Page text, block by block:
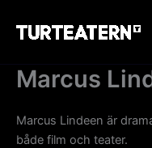
Marcus
Marcus Lindeen är
både film och teater.